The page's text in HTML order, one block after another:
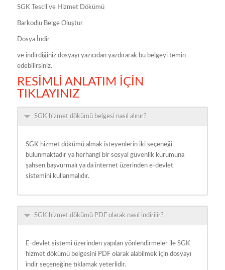
SGK Tescil ve Hizmet Dökümü
Barkodlu Belge Oluştur
Dosya İndir
ve indirdiğiniz dosyayı yazıcıdan yazdırarak bu belgeyi temin
edebilirsiniz.
RESİMLİ ANLATIM İÇİN
TIKLAYINIZ
SGK hizmet dökümü belgesi nasıl alınır?
SGK hizmet dökümü almak isteyenlerin iki seçeneği
bulunmaktadır ya herhangi bir sosyal güvenlik kurumuna
şahsen başvurmalı ya da internet üzerinden e-devlet
sistemini kullanmalıdır.
SGK hizmet dökümü PDF olarak nasıl indirilir?
E-devlet sistemi üzerinden yapılan yönlendirmeler ile SGK
hizmet dökümü belgesini PDF olarak alabilmek için dosyayı
indir seçeneğine tıklamak yeterlidir.